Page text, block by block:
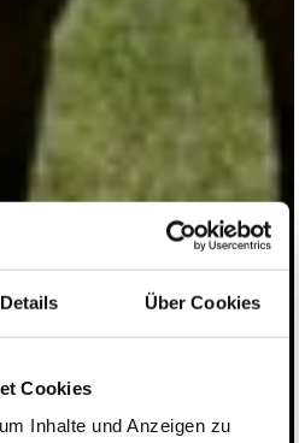
Details Über Cookies
Cookies
Inhalte und Anzeigen zu